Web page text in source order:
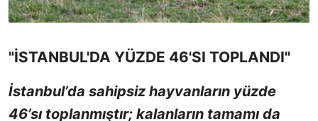
"İSTANBUL'DA YÜZDE 46'SI TOPLANDI"
İstanbul’da sahipsiz hayvanların yüzde
46’sı toplanmıştır; kalanların tamamı da